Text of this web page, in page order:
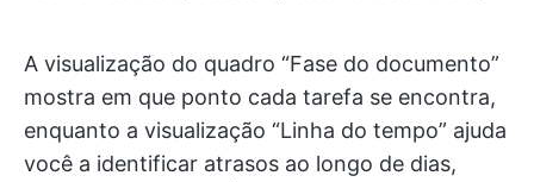
A visualização do quadro “Fase do documento”
mostra em que ponto cada tarefa se encontra,
enquanto a visualização “Linha do tempo” ajuda
você a identificar atrasos ao longo de dias,